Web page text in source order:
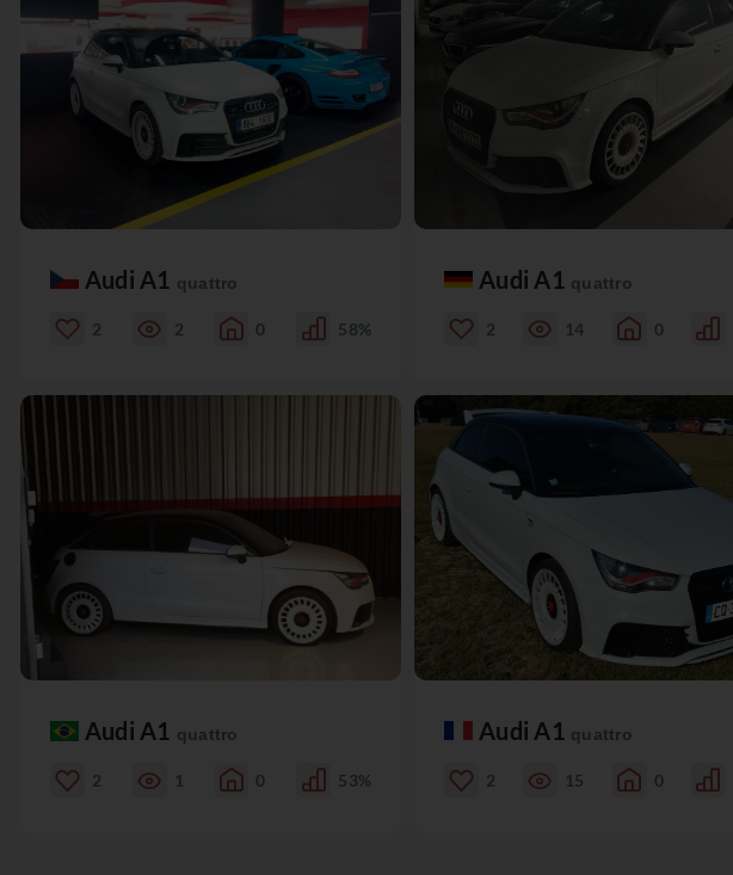
Audi A1 quattro
2 2 0 58%
Audi A1 quattro
2 14 0
Audi A1 quattro
2 1 0 53%
Audi A1 quattro
2 15 0